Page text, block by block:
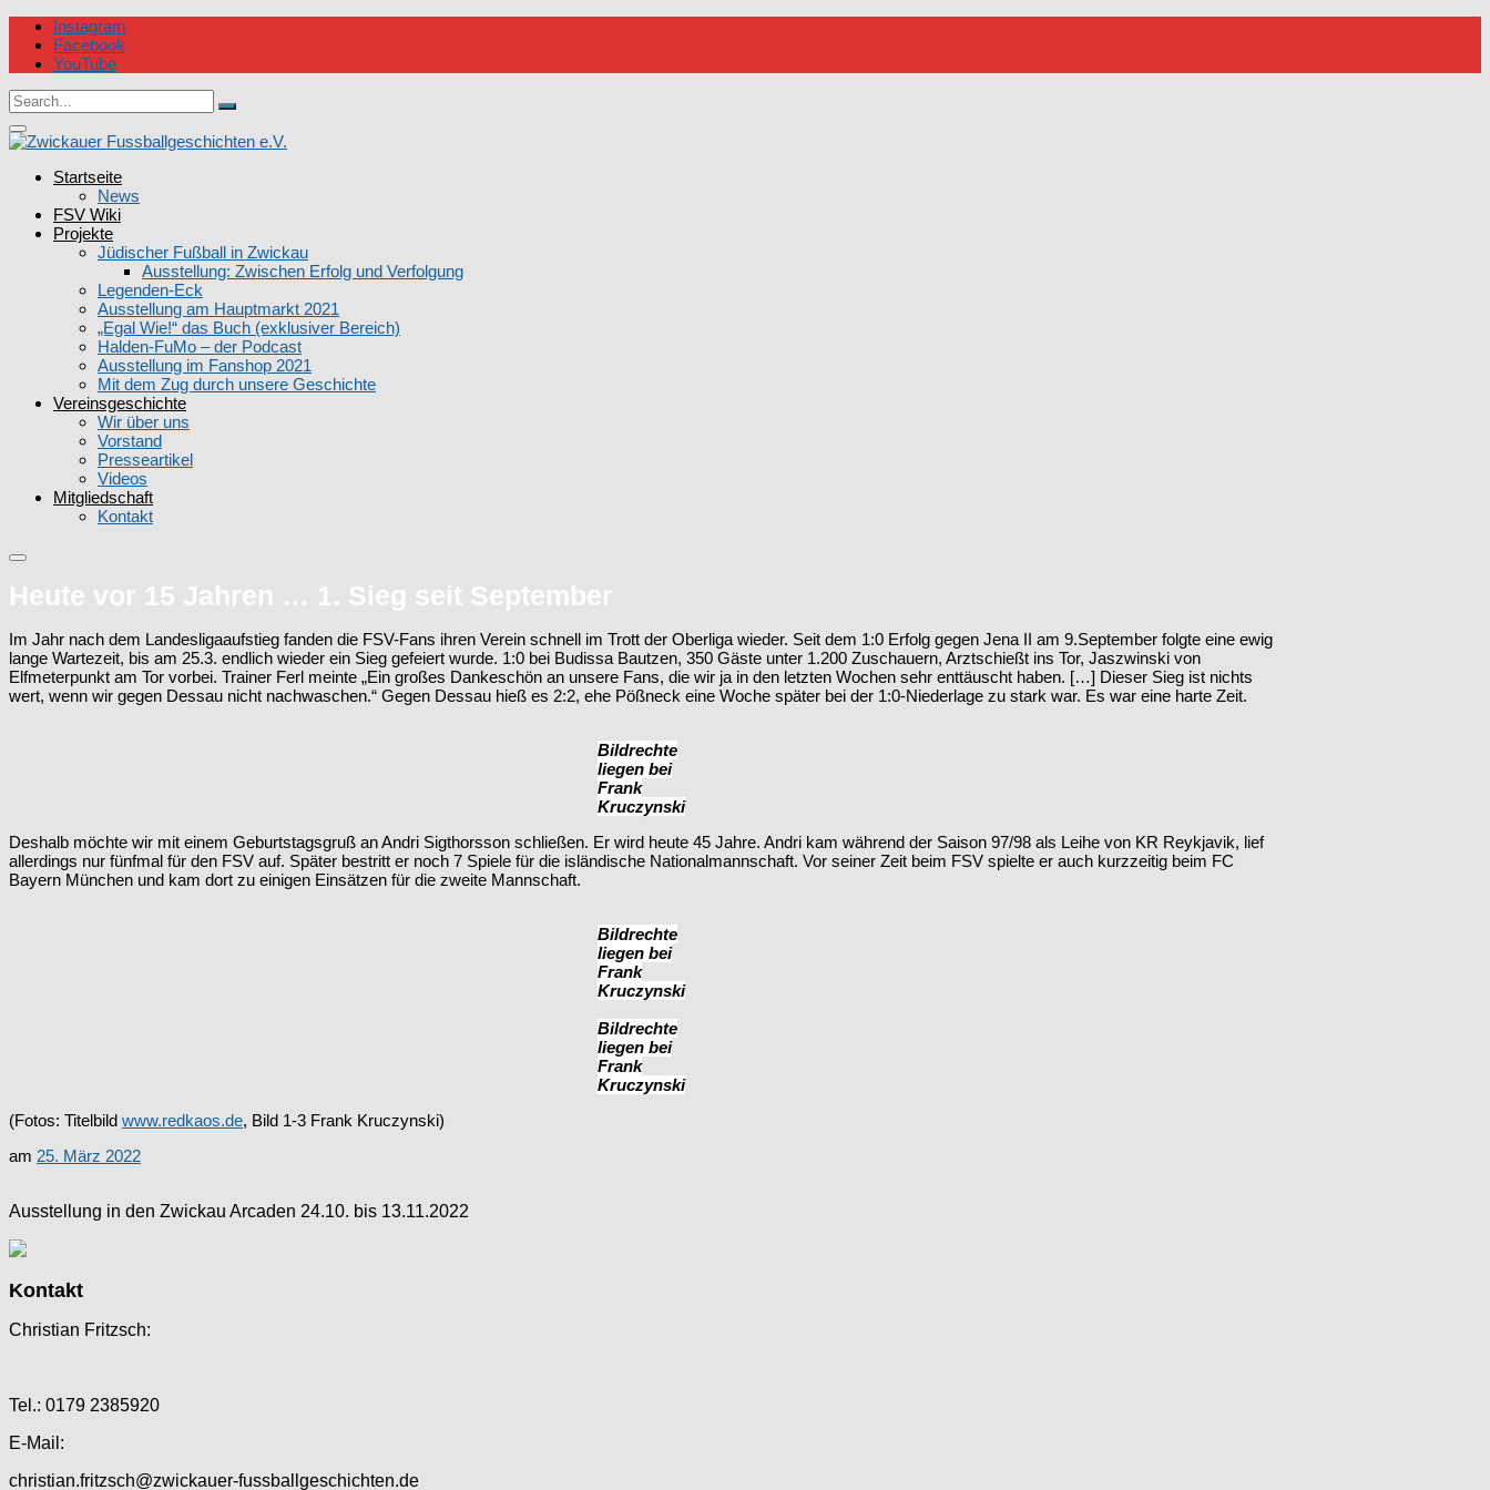
Skip
content
Instagram
Facebook
YouTube
Circular
focus
Search
for:
Search
focus
Startseite
News
FSV Wiki
Projekte
Jüdischer Fußball in Zwickau
Ausstellung: Zwischen Erfolg und Verfolgung
Legenden-Eck
Ausstellung am Hauptmarkt 2021
„Egal Wie!“ das Buch (exklusiver Bereich)
Halden-FuMo – der Podcast
Ausstellung im Fanshop 2021
Mit dem Zug durch unsere Geschichte
Vereinsgeschichte
Wir über uns
Vorstand
Presseartikel
Videos
Mitgliedschaft
Kontakt
Heute vor 15 Jahren … 1. Sieg seit September
Im Jahr nach dem Landesligaaufstieg fanden die FSV-Fans ihren Verein schnell im Trott der Oberliga wieder. Seit dem 1:0 Erfolg gegen Jena II am 9.September folgte eine ewig
lange Wartezeit, bis am 25.3. endlich wieder ein Sieg gefeiert wurde. 1:0 bei Budissa Bautzen, 350 Gäste unter 1.200 Zuschauern, Arztschießt ins Tor, Jaszwinski von
Elfmeterpunkt am Tor vorbei. Trainer Ferl meinte „Ein großes Dankeschön an unsere Fans, die wir ja in den letzten Wochen sehr enttäuscht haben. […] Dieser Sieg ist nichts
wert, wenn wir gegen Dessau nicht nachwaschen.“ Gegen Dessau hieß es 2:2, ehe Pößneck eine Woche später bei der 1:0-Niederlage zu stark war. Es war eine harte Zeit.
Bildrechte
liegen bei
Frank
Kruczynski
Deshalb möchte wir mit einem Geburtstagsgruß an Andri Sigthorsson schließen. Er wird heute 45 Jahre. Andri kam während der Saison 97/98 als Leihe von KR Reykjavik, lief
allerdings nur fünfmal für den FSV auf. Später bestritt er noch 7 Spiele für die isländische Nationalmannschaft. Vor seiner Zeit beim FSV spielte er auch kurzzeitig beim FC
Bayern München und kam dort zu einigen Einsätzen für die zweite Mannschaft.
Bildrechte
liegen bei
Frank
Kruczynski
Bildrechte
liegen bei
Frank
Kruczynski
(Fotos: Titelbild www.redkaos.de, Bild 1-3 Frank Kruczynski)
am 25. März 2022
Ausstellung in den Zwickau Arcaden 24.10. bis 13.11.2022
Kontakt
Christian Fritzsch:
Tel.: 0179 2385920
E-Mail:
christian.fritzsch@zwickauer-fussballgeschichten.de